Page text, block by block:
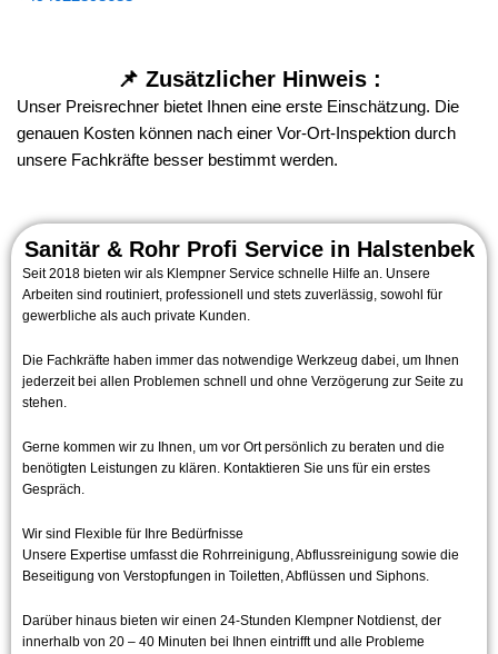
📌 Zusätzlicher Hinweis :
Unser Preisrechner bietet Ihnen eine erste Einschätzung. Die
genauen Kosten können nach einer Vor-Ort-Inspektion durch
unsere Fachkräfte besser bestimmt werden.
Sanitär & Rohr Profi Service in Halstenbek
Seit 2018 bieten wir als Klempner Service schnelle Hilfe an. Unsere
Arbeiten sind routiniert, professionell und stets zuverlässig, sowohl für
gewerbliche als auch private Kunden.
Die Fachkräfte haben immer das notwendige Werkzeug dabei, um Ihnen
jederzeit bei allen Problemen schnell und ohne Verzögerung zur Seite zu
stehen.
Gerne kommen wir zu Ihnen, um vor Ort persönlich zu beraten und die
benötigten Leistungen zu klären. Kontaktieren Sie uns für ein erstes
Gespräch.
Wir sind Flexible für Ihre Bedürfnisse
Unsere Expertise umfasst die Rohrreinigung, Abflussreinigung sowie die
Beseitigung von Verstopfungen in Toiletten, Abflüssen und Siphons.
Darüber hinaus bieten wir einen 24-Stunden Klempner Notdienst, der
innerhalb von 20 – 40 Minuten bei Ihnen eintrifft und alle Probleme